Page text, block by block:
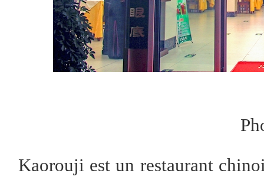
P
Kaorouji est un restaurant